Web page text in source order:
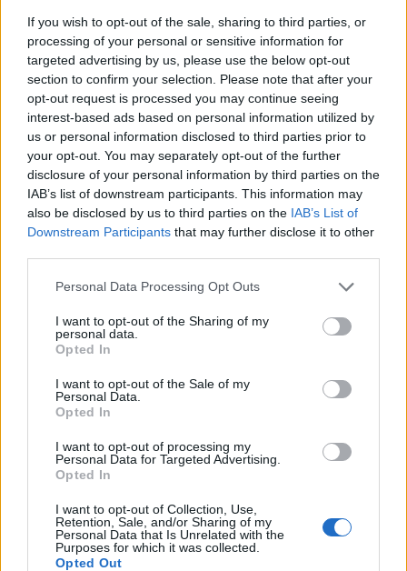
If you wish to opt-out of the sale, sharing to third parties, or
processing of your personal or sensitive information for
targeted advertising by us, please use the below opt-out
section to confirm your selection. Please note that after your
opt-out request is processed you may continue seeing
interest-based ads based on personal information utilized by
us or personal information disclosed to third parties prior to
your opt-out. You may separately opt-out of the further
disclosure of your personal information by third parties on the
IAB’s list of downstream participants. This information may
also be disclosed by us to third parties on the IAB’s List of
Downstream Participants that may further disclose it to other
Please note that this website/app uses one or more Google
not limited to your visit or usage behaviour. You may click to
grant or deny consent to Google and its third-party tags to
use your data for below specified purposes in below Google
consent section.
Personal Data Processing Opt Outs
I want to opt-out of the Sharing of my
personal data.
Opted In
I want to opt-out of the Sale of my
Personal Data.
Opted In
I want to opt-out of processing my
Personal Data for Targeted Advertising.
Opted In
I want to opt-out of Collection, Use,
Retention, Sale, and/or Sharing of my
Personal Data that Is Unrelated with the
Purposes for which it was collected.
Opted Out
Continua a leggere
CALCIO